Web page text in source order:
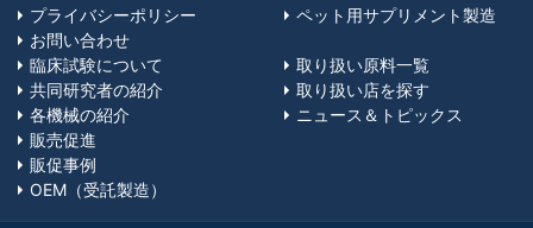
プライバシーポリシー
お問い合わせ
ペット用サプリメント製造
臨床試験について
共同研究者の紹介
各機械の紹介
販売促進
販促事例
OEM（受託製造）
取り扱い原料一覧
取り扱い店を探す
ニュース＆トピックス